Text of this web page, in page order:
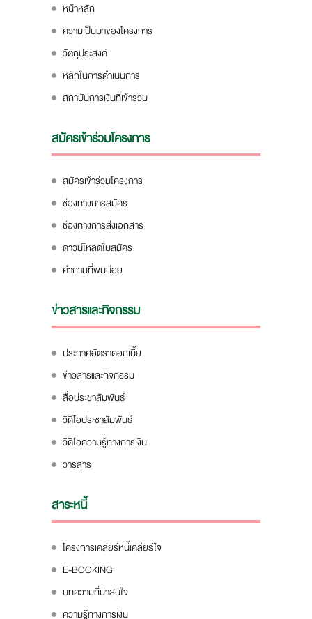
หน้าหลัก
ความเป็นมาของโครงการ
วัตถุประสงค์
หลักในการดำเนินการ
สถาบันการเงินที่เข้าร่วม
สมัครเข้าร่วมโครงการ
สมัครเข้าร่วมโครงการ
ช่องทางการสมัคร
ช่องทางการส่งเอกสาร
ดาวน์โหลดใบสมัคร
คำถามที่พบบ่อย
ข่าวสารและกิจกรรม
ประกาศอัตราดอกเบี้ย
ข่าวสารและกิจกรรม
สื่อประชาสัมพันธ์
วิดีโอประชาสัมพันธ์
วิดีโอความรู้ทางการเงิน
วารสาร
สาระหนี้
โครงการเคลียร์หนี้เคลียร์ใจ
E-BOOKING
บทความที่น่าสนใจ
ความรู้ทางการเงิน